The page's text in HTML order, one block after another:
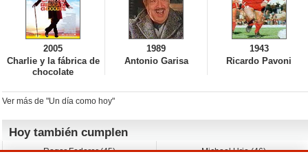
2005
Charlie y la fábrica de
chocolate
1989
Antonio Garisa
1943
Ricardo Pavoni
Ver más de "Un día como hoy"
Hoy también cumplen
Roger Federer (45)
Michael Urie (46)